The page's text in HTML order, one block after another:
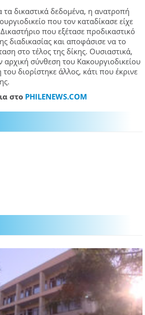
δικαστικά δεδομένα, η ανατροπή
που τον καταδίκασε είχε
που εξέτασε προδικαστικό
διαδικασίας και αποφάσισε να το
στο τέλος της δίκης. Ουσιαστικά,
αρχική σύνθεση του Κακουργιοδικείου
διορίστηκε άλλος, κάτι που έκρινε
στο PHILENEWS.COM